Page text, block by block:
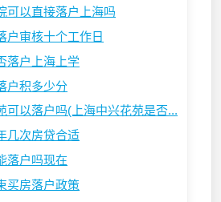
可以直接落户上海吗
户审核十个工作日
落户上海上学
户积多少分
可以落户吗(上海中兴花苑是否...
几次房贷合适
落户吗现在
买房落户政策